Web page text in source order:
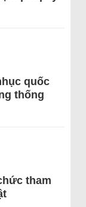
quốc
thống
tham